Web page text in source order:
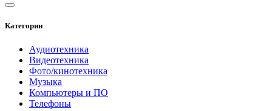
Категории
Аудиотехника
Видеотехника
Фото/кинотехника
Музыка
Компьютеры и ПО
Телефоны